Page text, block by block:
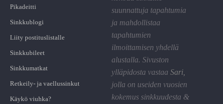
Pikadeitti
Sinkkublogi
Liity postituslistalle
Sinkkubileet
Sinkkumatkat
Retkeily- ja vaellussinkut
Käykö viuhka?
suunnattuja tapahtumia
ja mahdollistaa
tapahtumien
ilmoittamisen yhdellä
alustalla. Sivuston
ylläpidosta vastaa Sari
jolla on useiden vuosien
kokemus sinkkuudesta &